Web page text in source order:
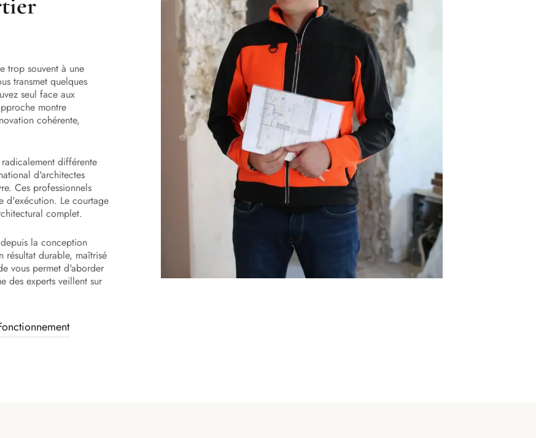
trop souvent à une
transmet quelques
seul face aux
montre
cohérente,
différente
d'architectes
Ces professionnels
d'exécution. Le courtage
complet.
la conception
résultat durable, maîtrisé
vous permet d'aborder
des experts veillent sur